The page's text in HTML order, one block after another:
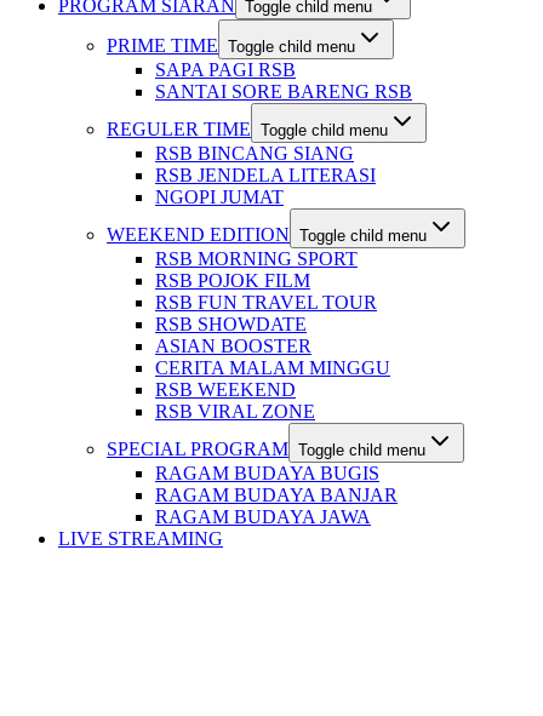
PROGRAM SIARAN Toggle child menu
PRIME TIME Toggle child menu
SAPA PAGI RSB
SANTAI SORE BARENG RSB
REGULER TIME Toggle child menu
RSB BINCANG SIANG
RSB JENDELA LITERASI
NGOPI JUMAT
WEEKEND EDITION Toggle child menu
RSB MORNING SPORT
RSB POJOK FILM
RSB FUN TRAVEL TOUR
RSB SHOWDATE
ASIAN BOOSTER
CERITA MALAM MINGGU
RSB WEEKEND
RSB VIRAL ZONE
SPECIAL PROGRAM Toggle child menu
RAGAM BUDAYA BUGIS
RAGAM BUDAYA BANJAR
RAGAM BUDAYA JAWA
LIVE STREAMING